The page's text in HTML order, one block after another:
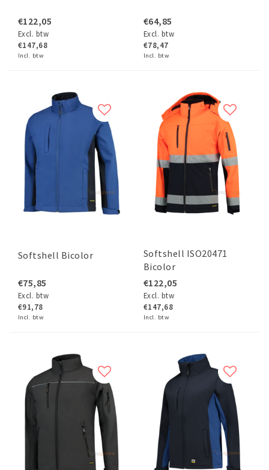
€122,05
Excl. btw
€147,68
Incl. btw
€64,85
Excl. btw
€78,47
Incl. btw
Softshell Bicolor
€75,85
Excl. btw
€91,78
Incl. btw
Softshell ISO20471
Bicolor
€122,05
Excl. btw
€147,68
Incl. btw